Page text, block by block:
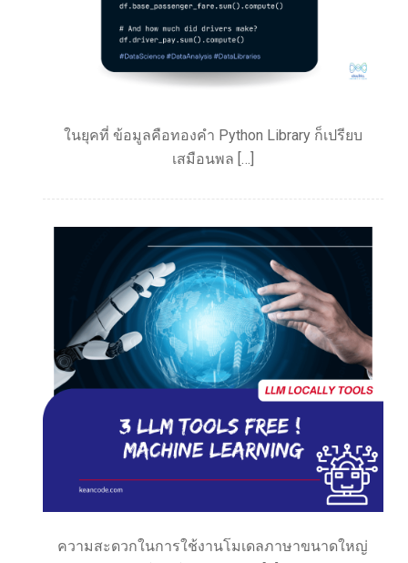
ในยุคที่ ข้อมูลคือทองคำ Python Library ก็เปรียบ
เสมือนพล […]
ความสะดวกในการใช้งานโมเดลภาษาขนาดใหญ่